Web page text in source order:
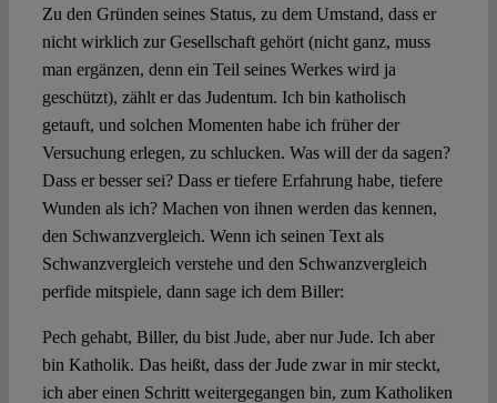
Zu den Gründen seines Status, zu dem Umstand, dass er
nicht wirklich zur Gesellschaft gehört (nicht ganz, muss
man ergänzen, denn ein Teil seines Werkes wird ja
geschützt), zählt er das Judentum. Ich bin katholisch
getauft, und solchen Momenten habe ich früher der
Versuchung erlegen, zu schlucken. Was will der da sagen?
Dass er besser sei? Dass er tiefere Erfahrung habe, tiefere
Wunden als ich? Machen von ihnen werden das kennen,
den Schwanzvergleich. Wenn ich seinen Text als
Schwanzvergleich verstehe und den Schwanzvergleich
perfide mitspiele, dann sage ich dem Biller:
Pech gehabt, Biller, du bist Jude, aber nur Jude. Ich aber
bin Katholik. Das heißt, dass der Jude zwar in mir steckt,
ich aber einen Schritt weitergegangen bin, zum Katholiken